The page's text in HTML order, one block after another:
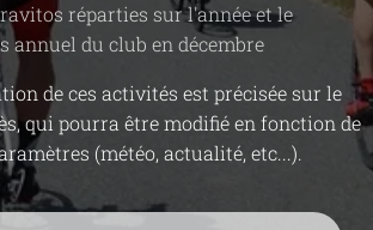
réparties sur l'année et le
annuel du club en décembre
de ces activités est précisée sur le
qui pourra être modifié en fonction de
(météo, actualité, etc...).